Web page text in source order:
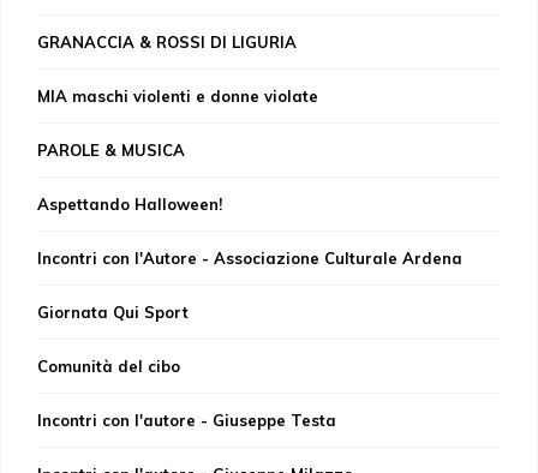
GRANACCIA & ROSSI DI LIGURIA
MIA maschi violenti e donne violate
PAROLE & MUSICA
Aspettando Halloween!
Incontri con l'Autore - Associazione Culturale Ardena
Giornata Qui Sport
Comunità del cibo
Incontri con l'autore - Giuseppe Testa